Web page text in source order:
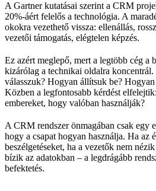
A Gartner kutatásai szerint a CRM
20%-áért felelős a technológia. A
okokra vezethető vissza: ellenállás,
vezetői támogatás, elégtelen képzés.
Ez azért meglepő, mert a legtöbb cég a
kizárólag a technikai oldalra
válasszuk? Hogyan állítsuk be?
Közben a legfontosabb kérdést
embereket, hogy valóban használják?
A CRM rendszer önmagában csak egy
hogy a csapat hogyan használja. Ha az
beszélgetéseket, ha a vezetők nem
bízik az adatokban – a legdrágább
befektetés.